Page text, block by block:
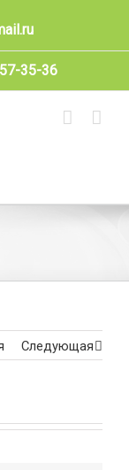
35-36
Следующая